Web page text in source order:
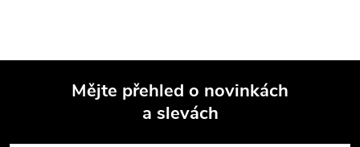
Mějte přehled o novinkách
a slevách